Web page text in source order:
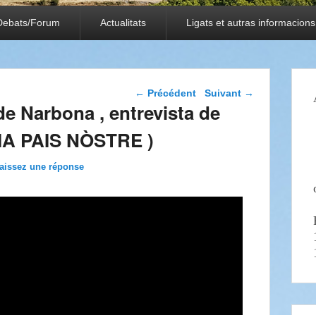
Forum Actualitats Ligats et autras informacions
Navigation dans les
← Précédent Suivant →
Narbona , entrevista de
PAIS NÒSTRE )
une réponse